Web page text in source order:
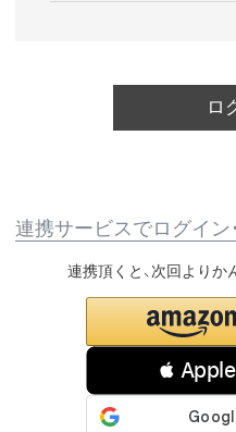
ロ
連携サービスでログイン
 Apple
連携頂くと、次回よりか